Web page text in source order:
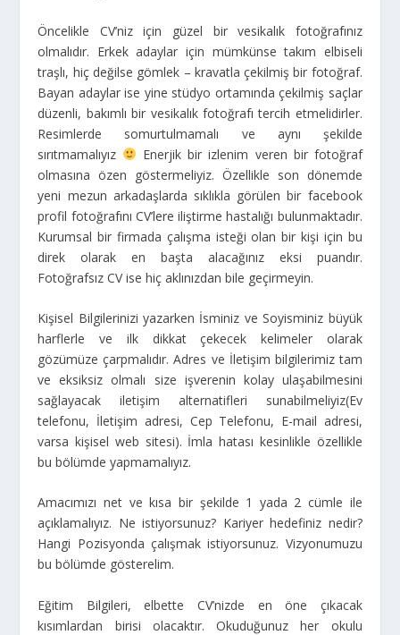
Öncelikle CV’niz için güzel bir vesikalık fotoğrafınız
olmalıdır. Erkek adaylar için mümkünse takım elbiseli
traşlı, hiç değilse gömlek – kravatla çekilmiş bir fotoğraf.
Bayan adaylar ise yine stüdyo ortamında çekilmiş saçlar
düzenli, bakımlı bir vesikalık fotoğrafı tercih etmelidirler.
Resimlerde somurtulmamalı ve aynı şekilde
sırıtmamalıyız
Enerjik bir izlenim veren bir fotoğraf
olmasına özen göstermeliyiz. Özellikle son dönemde
yeni mezun arkadaşlarda sıklıkla görülen bir facebook
profil fotoğrafını CV’lere iliştirme hastalığı bulunmaktadır.
Kurumsal bir firmada çalışma isteği olan bir kişi için bu
direk olarak en başta alacağınız eksi puandır.
Fotoğrafsız CV ise hiç aklınızdan bile geçirmeyin.
Kişisel Bilgilerinizi yazarken İsminiz ve Soyisminiz büyük
harflerle ve ilk dikkat çekecek kelimeler olarak
gözümüze çarpmalıdır. Adres ve İletişim bilgilerimiz tam
ve eksiksiz olmalı size işverenin kolay ulaşabilmesini
sağlayacak iletişim alternatifleri sunabilmeliyiz(Ev
telefonu, İletişim adresi, Cep Telefonu, E-mail adresi,
varsa kişisel web sitesi). İmla hatası kesinlikle özellikle
bu bölümde yapmamalıyız.
Amacımızı net ve kısa bir şekilde 1 yada 2 cümle ile
açıklamalıyız. Ne istiyorsunuz? Kariyer hedefiniz nedir?
Hangi Pozisyonda çalışmak istiyorsunuz. Vizyonumuzu
bu bölümde gösterelim.
Eğitim Bilgileri, elbette CV’nizde en öne çıkacak
kısımlardan birisi olacaktır. Okuduğunuz her okulu